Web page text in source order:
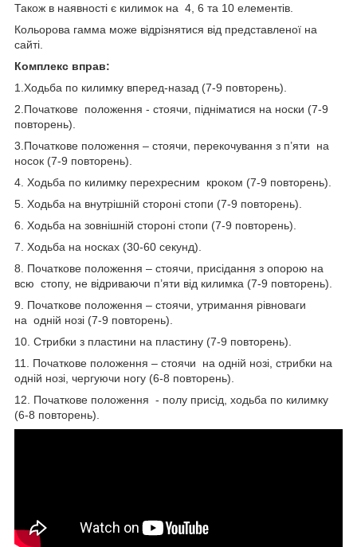
Також в наявності є килимок на 4, 6 та 10 елементів.
Кольорова гамма може відрізнятися від представленої на
сайті.
Комплекс вправ:
1.Ходьба по килимку вперед-назад (7-9 повторень).
2.Початкове положення - стоячи, підніматися на носки (7-9
повторень).
3.Початкове положення – стоячи, перекочування з п’яти на
носок (7-9 повторень).
4. Ходьба по килимку перехресним кроком (7-9 повторень).
5. Ходьба на внутрішній стороні стопи (7-9 повторень).
6. Ходьба на зовнішній стороні стопи (7-9 повторень).
7. Ходьба на носках (30-60 секунд).
8. Початкове положення – стоячи, присідання з опорою на
всю стопу, не відриваючи п’яти від килимка (7-9 повторень).
9. Початкове положення – стоячи, утримання рівноваги
на одній нозі (7-9 повторень).
10. Стрибки з пластини на пластину (7-9 повторень).
11. Початкове положення – стоячи на одній нозі, стрибки на
одній нозі, чергуючи ногу (6-8 повторень).
12. Початкове положення - полу присід, ходьба по килимку
(6-8 повторень).